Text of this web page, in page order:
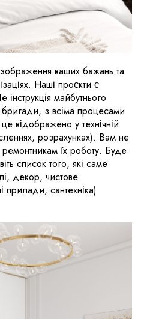
ваших бажань та
Наші проєкти є
майбутнього
з всіма процесами
відображено у технічній
розрахунках). Вам не
їх роботу. Буде
список того, які саме
декор, чистове
прилади, сантехніка)